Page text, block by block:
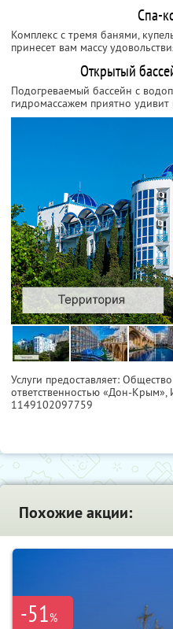
Спа-
Комплекс с тремя банями,
принесет вам массу
Открытый
Подогреваемый бассейн с
гидромассажем приятно
Услуги предоставляет:
ответственностью «Дон-Крым»,
1149102097759
Похожие акции:
-51%